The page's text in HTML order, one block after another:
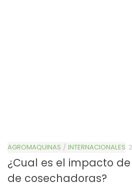
AGROMAQUINAS / INTERNACIONALES
¿Cual es el impacto
de cosechadoras?